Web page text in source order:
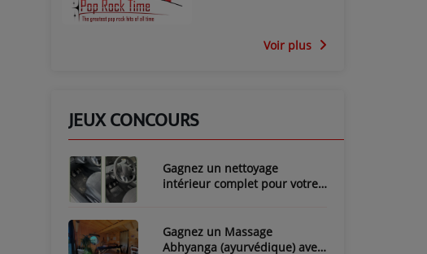
Voir plus
JEUX CONCOURS
Gagnez un nettoyage
intérieur complet pour votre
Gagnez un Massage
Abhyanga (ayurvédique) avec